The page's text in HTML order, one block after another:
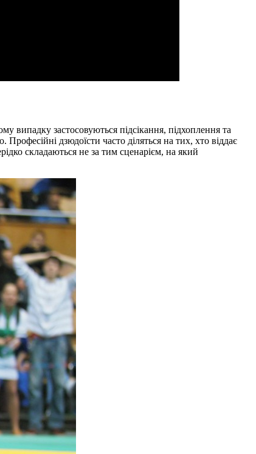
застосовуються підсікання, підхоплення та
дзюдоїсти часто діляться на тих, хто віддає
складаються не за тим сценарієм, на який